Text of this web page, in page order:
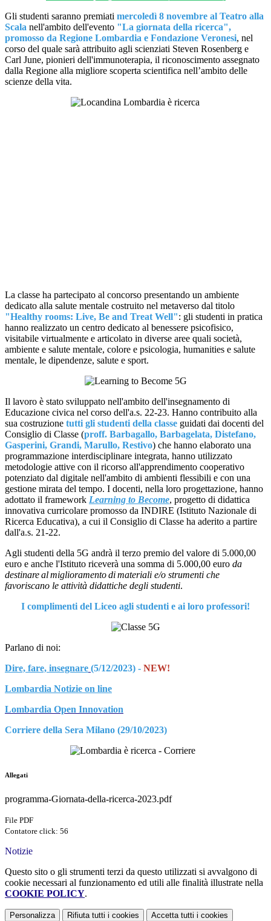
Gli studenti saranno premiati mercoledì 8 novembre al Teatro alla
Scala nell'ambito dell'evento "La giornata della ricerca",
promosso da Regione Lombardia e Fondazione Veronesi, nel
corso del quale sarà attribuito agli scienziati Steven Rosenberg e
Carl June, pionieri dell'immunoterapia, il riconoscimento assegnato
dalla Regione alla migliore scoperta scientifica nell’ambito delle
scienze della vita.
La classe ha partecipato al concorso presentando un ambiente
dedicato alla salute mentale costruito nel metaverso dal titolo
"Healthy rooms: Live, Be and Treat Well": gli studenti in pratica
hanno realizzato un centro dedicato al benessere psicofisico,
visitabile virtualmente e articolato in diverse aree quali società,
ambiente e salute mentale, colore e psicologia, humanities e salute
mentale, le dipendenze, salute e sport.
Il lavoro è stato sviluppato nell'ambito dell'insegnamento di
Educazione civica nel corso dell'a.s. 22-23. Hanno contribuito alla
sua costruzione tutti gli studenti della classe guidati dai docenti del
Consiglio di Classe (proff. Barbagallo, Barbagelata, Distefano,
Gasperini, Grandi, Marullo, Restivo) che hanno elaborato una
programmazione interdisciplinare integrata, hanno utilizzato
metodologie attive con il ricorso all'apprendimento cooperativo
potenziato dal digitale nell'ambito di ambienti flessibili e con una
gestione mirata del tempo. I docenti, nella loro progettazione, hanno
adottato il framework Learning to Become, progetto di didattica
innovativa curricolare promosso da INDIRE (Istituto Nazionale di
Ricerca Educativa), a cui il Consiglio di Classe ha aderito a partire
dall'a.s. 21-22.
Agli studenti della 5G andrà il terzo premio del valore di 5.000,00
euro e anche l'Istituto riceverà una somma di 5.000,00 euro da
destinarealmiglioramentodi materiali e/o strumenti che
favoriscano le attività didattiche degli studenti.
I complimenti del Liceo agli studenti e ai loro professori!
Parlano di noi:
Dire, fare, insegnare (5/12/2023) - NEW!
Lombardia Notizie on line
Lombardia Open Innovation
Corriere della Sera Milano (29/10/2023)
Allegati
programma-Giornata-della-ricerca-2023.pdf
File PDF
Contatore click: 56
Notizie
Questo sito o gli strumenti terzi da questo utilizzati si avvalgono di
cookie necessari al funzionamento ed utili alle finalità illustrate nella
COOKIE POLICY.
Personalizza Rifiuta tutti i cookies Accetta tutti i cookies